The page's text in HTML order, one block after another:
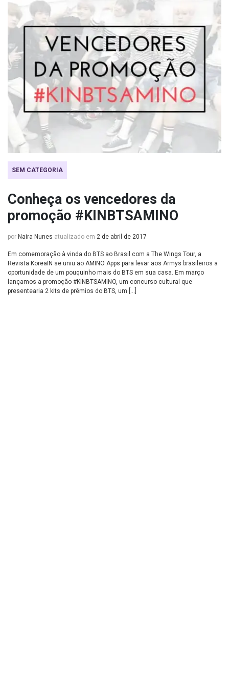
SEM CATEGORIA
Conheça os vencedores da
promoção #KINBTSAMINO
por Naira Nunes atualizado em 2 de abril de 2017
Em comemoração à vinda do BTS ao Brasil com a The Wings Tour, a
Revista KoreaIN se uniu ao AMINO Apps para levar aos Armys brasileiros a
oportunidade de um pouquinho mais do BTS em sua casa. Em março
lançamos a promoção #KINBTSAMINO, um concurso cultural que
presentearia 2 kits de prêmios do BTS, um […]